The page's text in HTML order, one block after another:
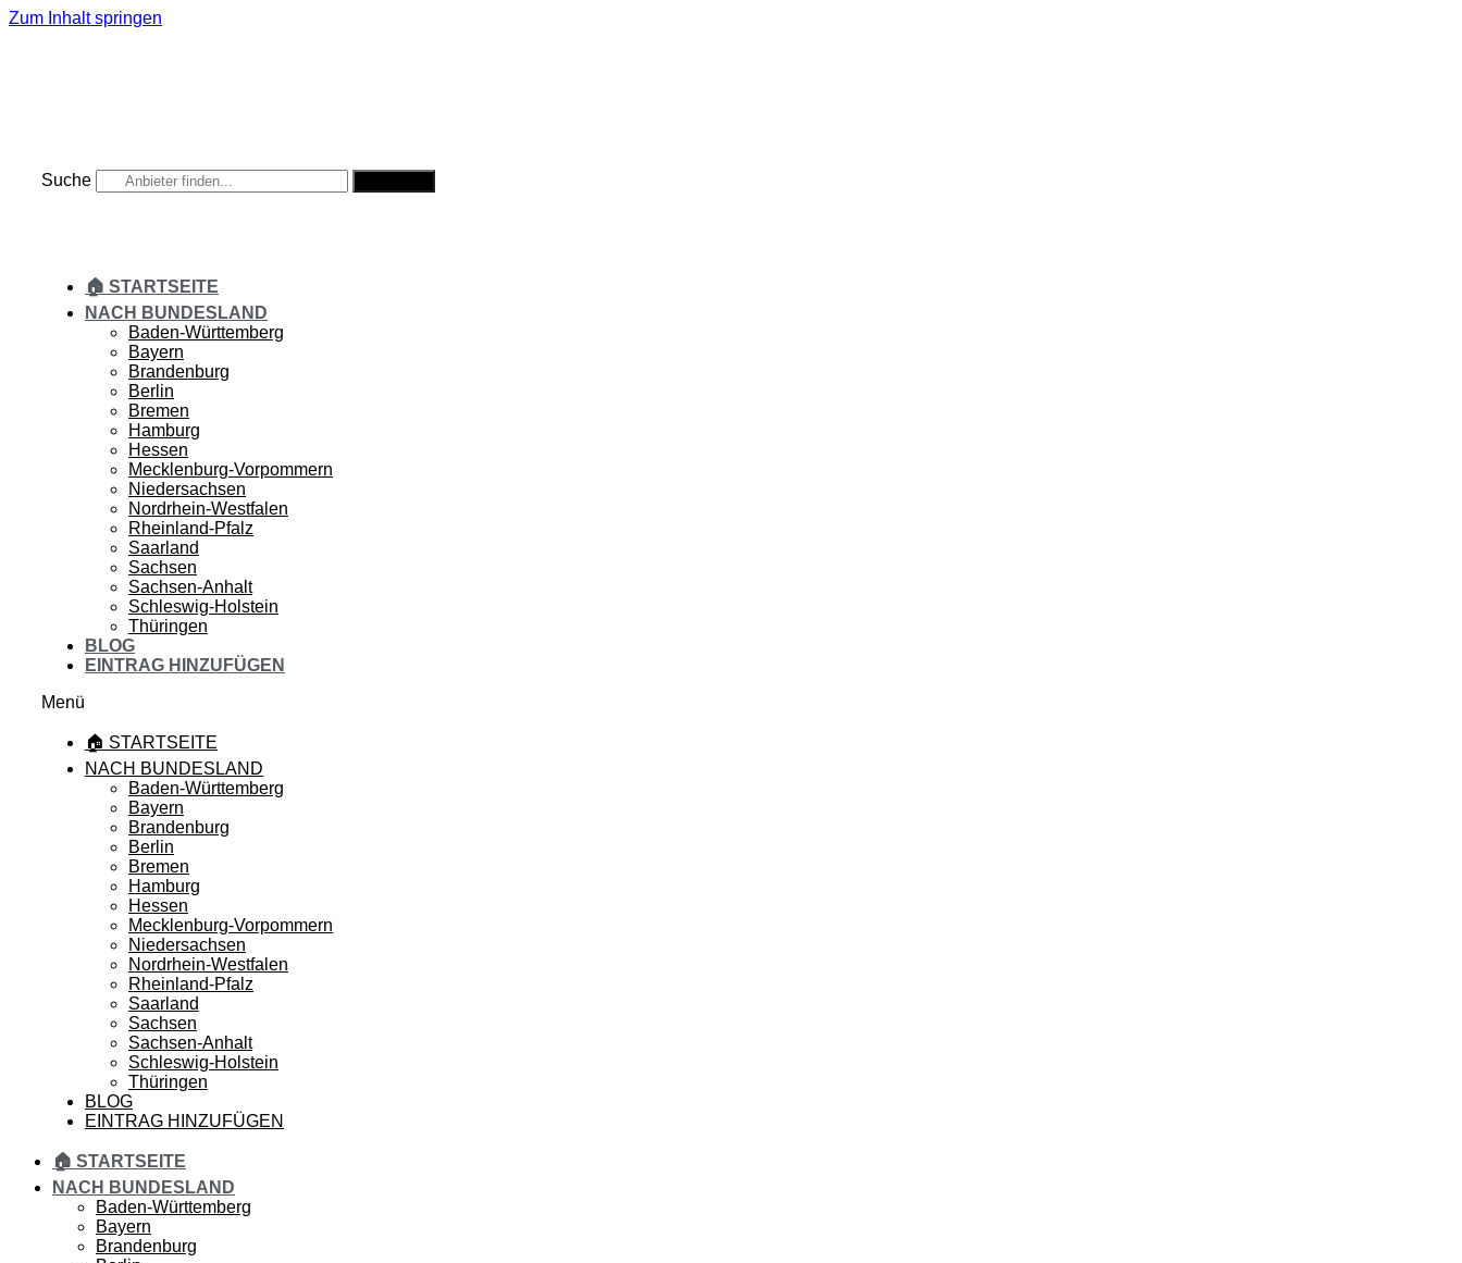
Zum Inhalt springen
Suche
🏠 STARTSEITE
NACH BUNDESLAND
Baden-Württemberg
Bayern
Brandenburg
Berlin
Bremen
Hamburg
Hessen
Mecklenburg-Vorpommern
Niedersachsen
Nordrhein-Westfalen
Rheinland-Pfalz
Saarland
Sachsen
Sachsen-Anhalt
Schleswig-Holstein
Thüringen
BLOG
EINTRAG HINZUFÜGEN
Menü
🏠 STARTSEITE
NACH BUNDESLAND
Baden-Württemberg
Bayern
Brandenburg
Berlin
Bremen
Hamburg
Hessen
Mecklenburg-Vorpommern
Niedersachsen
Nordrhein-Westfalen
Rheinland-Pfalz
Saarland
Sachsen
Sachsen-Anhalt
Schleswig-Holstein
Thüringen
BLOG
EINTRAG HINZUFÜGEN
🏠 STARTSEITE
NACH BUNDESLAND
Baden-Württemberg
Bayern
Brandenburg